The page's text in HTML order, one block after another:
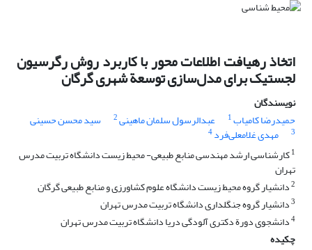
اتخاذ رهیافت اطلاعات محور با کاربرد روش رگرسیون
لجستیک برای مدل‌سازی توسعة شهری گرگان
نویسندگان
حمیدرضا کامیاب1 عبدالرسول سلمان ماهینی2 سید محسن حسینی
3 مهدی غلامعلی‌فرد4
1کارشناسی ارشد مهندسی منابع طبیعی- محیط زیست دانشگاه تربیت مدرس
تهران
2دانشیار گروه محیط زیست دانشگاه علوم کشاورزی و منابع طبیعی گرگان
3دانشیار گروه جنگلداری دانشگاه تربیت مدرس تهران
4دانشجوی دورة دکتری آلودگی دریا دانشگاه تربیت مدرس تهران
چکیده